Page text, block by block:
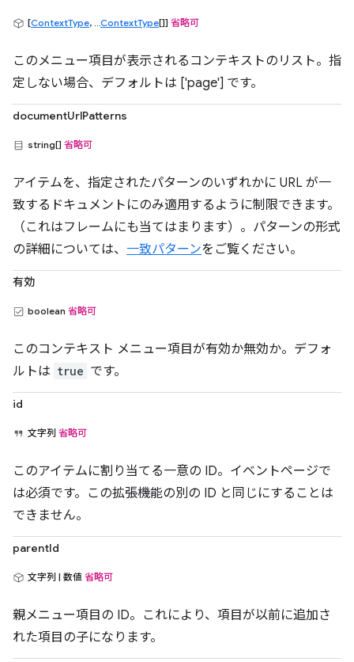
[ContextType, ...ContextType[]] 省略可
このメニュー項目が表示されるコンテキストのリスト。指
定しない場合、デフォルトは ['page'] です。
documentUrlPatterns
string[] 省略可
アイテムを、指定されたパターンのいずれかに URL が一
致するドキュメントにのみ適用するように制限できます。
（これはフレームにも当てはまります）。パターンの形式
の詳細については、 一致パターンをご覧ください。
有効
boolean 省略可
このコンテキスト メニュー項目が有効か無効か。デフォ
ルトは true です。
id
文字列 省略可
このアイテムに割り当てる一意の ID。イベントページで
は必須です。この拡張機能の別の ID と同じにすることは
できません。
parentId
文字列 | 数値 省略可
親メニュー項目の ID。これにより、項目が以前に追加さ
れた項目の子になります。